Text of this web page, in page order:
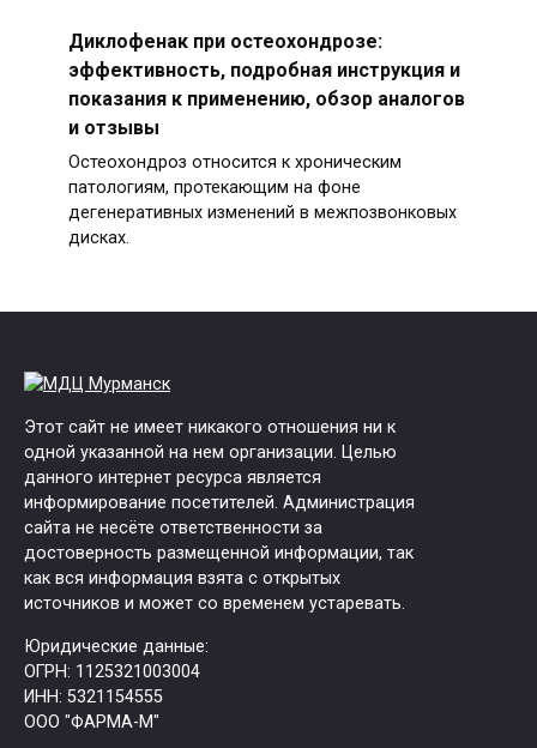
Диклофенак при остеохондрозе:
эффективность, подробная инструкция и
показания к применению, обзор аналогов
и отзывы
Остеохондроз относится к хроническим
патологиям, протекающим на фоне
дегенеративных изменений в межпозвонковых
дисках.
Этот сайт не имеет никакого отношения ни к
одной указанной на нем организации. Целью
данного интернет ресурса является
информирование посетителей. Администрация
сайта не несёте ответственности за
достоверность размещенной информации, так
как вся информация взята с открытых
источников и может со временем устаревать.
Юридические данные:
ОГРН: 1125321003004
ИНН: 5321154555
ООО "ФАРМА-М"